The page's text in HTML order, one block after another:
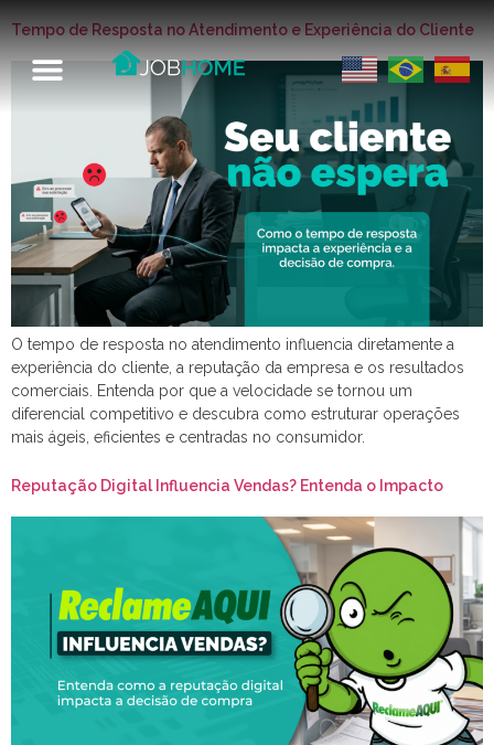
Tempo de Resposta no Atendimento e Experiência do Cliente
O tempo de resposta no atendimento influencia diretamente a
experiência do cliente, a reputação da empresa e os resultados
comerciais. Entenda por que a velocidade se tornou um
diferencial competitivo e descubra como estruturar operações
mais ágeis, eficientes e centradas no consumidor.
Reputação Digital Influencia Vendas? Entenda o Impacto